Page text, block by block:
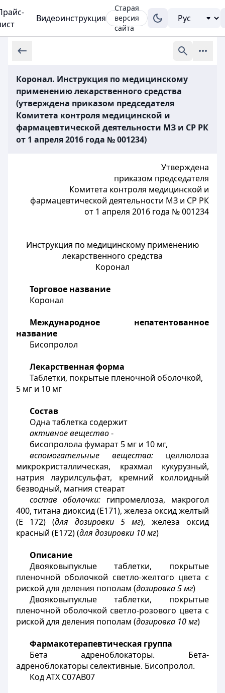
Видеоинструкция
Старая
версия
сайта
Коронал. Инструкция по медицинскому
применению лекарственного средства
(утверждена приказом председателя
Комитета контроля медицинской и
фармацевтической деятельности МЗ и СР РК
от 1 апреля 2016 года № 001234)
Утверждена
приказом председателя
Комитета контроля медицинской и
фармацевтической деятельности МЗ и СР РК
от 1 апреля 2016 года № 001234
Инструкция по медицинскому применению
лекарственного средства
Коронал
Торговое название
Коронал
Международное непатентованное
название
Бисопролол
Лекарственная форма
Таблетки, покрытые пленочной оболочкой,
5 мг и 10 мг
Состав
Одна таблетка содержит
активноевещество-
бисопролола фумарат 5 мг и 10 мг,
вспомогательные вещества:
целлюлоза
микрокристаллическая, крахмал кукурузный,
натрия лаурилсульфат, кремний коллоидный
безводный, магния стеарат
состав оболочки: гипромеллоза, макрогол
400, титана диоксид (Е171), железа оксид желтый
(Е 172) (для дозировки 5 мг), железа оксид
красный (Е172) (для дозировки 10 мг)
Описание
Двояковыпуклые таблетки, покрытые
пленочной оболочкой светло-желтого цвета с
риской для деления пополам (дозировка 5 мг)
Двояковыпуклые таблетки, покрытые
пленочной оболочкой светло-розового цвета с
риской для деления пополам (дозировка 10 мг)
Фармакотерапевтическая группа
Бета адреноблокаторы. Бета-
адреноблокаторы селективные. Бисопролол.
Код АТХ C07AВ07